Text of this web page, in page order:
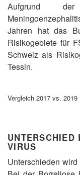
Aufgrund der
Jahren hat das
Risikogebiete für
Schweiz als
Tessin.
Vergleich 2017 vs. 2019
UNTERSCHIED
VIRUS
Unterschieden